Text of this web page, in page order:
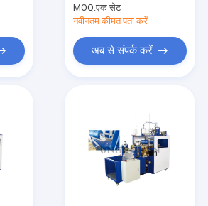
MOQ:एक सेट
नवीनतम कीमत पता करें
अब से संपर्क करें